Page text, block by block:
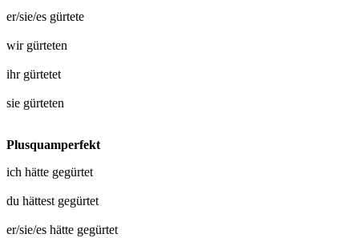
er/sie/es gürtete
wir gürteten
ihr gürtetet
sie gürteten
Plusquamperfekt
ich hätte gegürtet
du hättest gegürtet
er/sie/es hätte gegürtet